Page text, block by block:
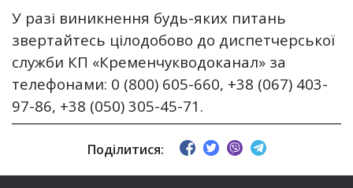
У разі виникнення будь-яких питань
звертайтесь цілодобово до диспетчерської
служби КП «Кременчукводоканал» за
телефонами: 0 (800) 605-660, +38 (067) 403-
97-86, +38 (050) 305-45-71.
Поділитися: